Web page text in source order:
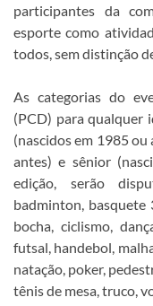
participantes da
esporte como
todos, sem distinção
As categorias do
(PCD) para qualquer
(nascidos em 1985
antes) e sênior
edição, serão
badminton, basquete
bocha, ciclismo,
futsal, handebol,
natação, poker,
tênis de mesa, truco,